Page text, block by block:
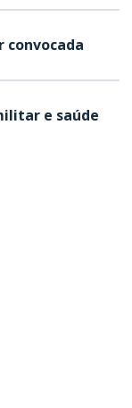
convocada
e saúde